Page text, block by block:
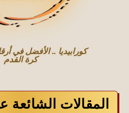
كورابيديا .. الأفضل في
كرة القدم
المقالات الشائعة